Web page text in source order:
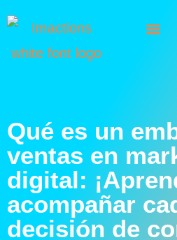
Qué es un
ventas en
digital:
acompañar
decisión de